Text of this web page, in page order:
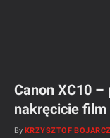
Canon XC10
nakręcicie film
By KRZYSZTOF